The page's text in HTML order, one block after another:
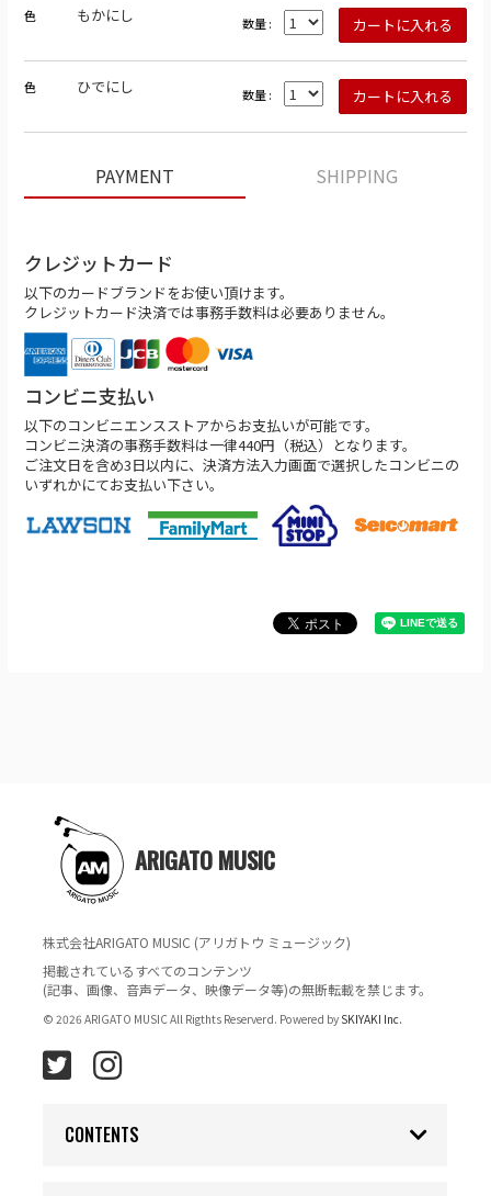
色 もかにし 数量 :
色 ひでにし 数量 :
PAYMENT SHIPPING
クレジットカード
以下のカードブランドをお使い頂けます。
クレジットカード決済では事務手数料は必要ありません。
コンビニ支払い
以下のコンビニエンスストアからお支払いが可能です。
コンビニ決済の事務手数料は一律440円（税込）となります。
ご注文日を含め3日以内に、決済方法入力画面で選択したコンビニの
いずれかにてお支払い下さい。
ARIGATO MUSIC
株式会社ARIGATO MUSIC (アリガトウ ミュージック)
掲載されているすべてのコンテンツ
(記事、画像、音声データ、映像データ等)の無断転載を禁じます。
© 2026 ARIGATO MUSIC All Rigthts Reserverd. Powered by SKIYAKI Inc.
CONTENTS